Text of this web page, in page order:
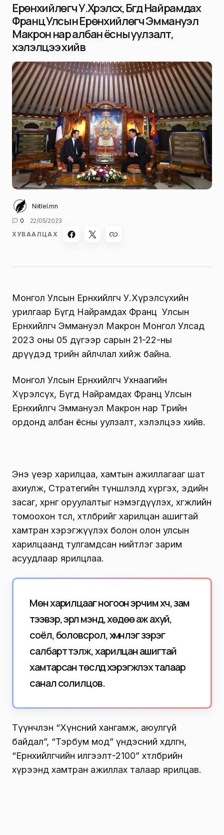
Ерөнхийлөгч У.Хүрэлсүх, Бүгд Найрамдах
Франц Улсын Ерөнхийлөгч Эммануэл
Макрон нар албан ёсны уулзалт,
хэлэлцээ хийв
Niitlel.mn
0
22/05/2023
ХУВААЛЦАХ
Монгол Улсын Ерөнхийлөгч У.Хүрэлсүхийн
урилгаар Бүгд Найрамдах Франц Улсын
Ерөнхийлөгч Эммануэл Макрон Монгол Улсад
2023 оны 05 дүгээр сарын 21-22-ны
өдрүүдэд төрийн айлчлал хийж байна.
Монгол Улсын Ерөнхийлөгч Ухнаагийн
Хүрэлсүх, Бүгд Найрамдах Франц Улсын
Ерөнхийлөгч Эммануэл Макрон нар Төрийн
ордонд албан ёсны уулзалт, хэлэлцээ хийв.
Энэ үеэр харилцаа, хамтын ажиллагааг шат
ахиулж, Стратегийн түншлэлд хүргэх, эдийн
засаг, хөрөнгө оруулалтыг нэмэгдүүлэх, хөгжлийн
томоохон төсөл, хөтөлбөрийг харилцан ашигтай
хамтран хэрэгжүүлэх болон олон улсын
харилцаанд тулгамдсан нийтлэг зарим
асуудлаар ярилцлаа.
Мөн харилцааг ногоон эрчим хүч, зам
тээвэр, эрүүл мэнд, хөдөө аж ахуй,
соёл, боловсрол, хүмүүнлэг зэрэг
салбарт тэлж, харилцан ашигтай
хамтарсан төслүүд хэрэгжүүлэх талаар
санал солилцов.
Түүнчлэн “Хүнсний хангамж, аюулгүй
байдал”, “Тэрбум мод” үндэсний хөдөлгөөн,
“Ерөнхийлөгчийн илгээлт-2100” хөтөлбөрийн
хүрээнд хамтран ажиллах талаар ярилцав.